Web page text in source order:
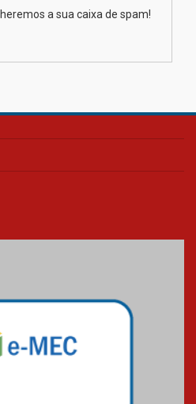
dos filhos além da
a sua caixa de spam!